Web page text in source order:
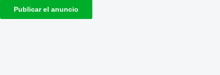
Publicar el anuncio